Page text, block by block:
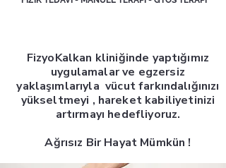
FizyoKalkan kliniğinde yaptığımız
uygulamalar ve egzersiz
yaklaşımlarıyla vücut farkındalığınızı
yükseltmeyi , hareket kabiliyetinizi
artırmayı hedefliyoruz.
Ağrısız Bir Hayat Mümkün !